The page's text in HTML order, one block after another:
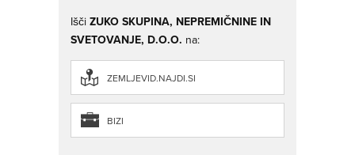
IščiZUKO SKUPINA, NEPREMIČNINE IN
SVETOVANJE, D.O.O. na:
ZEMLJEVID.NAJDI.SI
BIZI